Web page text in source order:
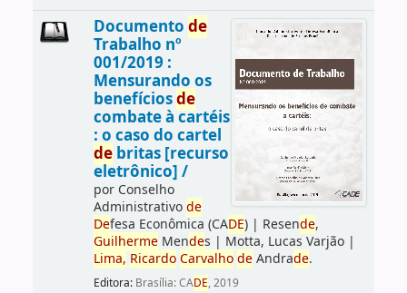
Documento de
Trabalho nº
001/2019 :
Mensurando os
benefíciosde
combate à cartéis
: o caso do cartel
debritas [recurso
eletrônico] /
por Conselho
Administrativode
Defesa Econômica (CADE)| Resende,
GuilhermeMendes | Motta, Lucas Varjão|
Lima, Ricardo Carvalho deAndrade.
Editora: Brasília: CADE, 2019